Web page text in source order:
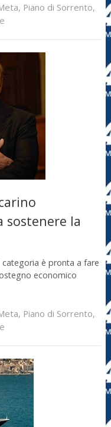
, Piano di Sorrento,
sostenere la
è pronta a fare
economico
, Piano di Sorrento,